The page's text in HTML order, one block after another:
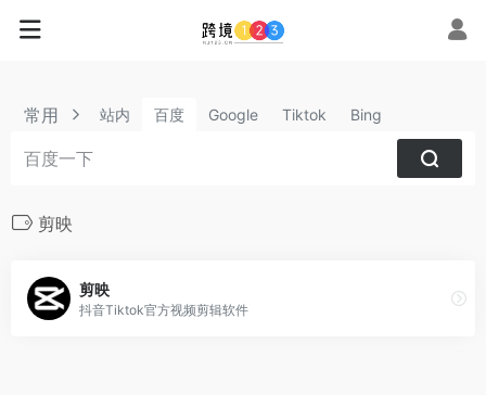
常用 站内 百度 Google Tiktok Bing
剪映
剪映
抖音Tiktok官方视频剪辑软件